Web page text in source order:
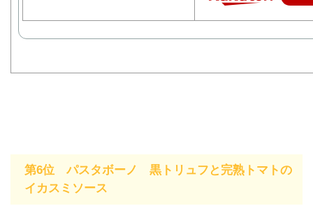
第6位 パスタボーノ 黒トリュフと完熟トマトの
イカスミソース